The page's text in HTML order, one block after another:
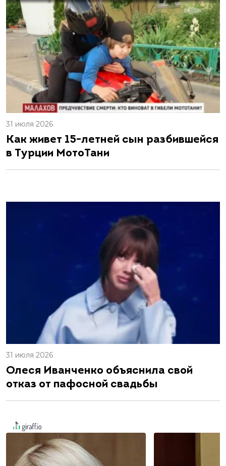
31 июля 2026
Как живет 15-летней сын разбившейся
в Турции МотоТани
31 июля 2026
Олеся Иванченко объяснила свой
отказ от пафосной свадьбы